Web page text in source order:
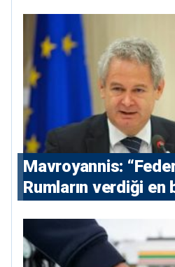
Mavroyannis:
Rumların verdiği en